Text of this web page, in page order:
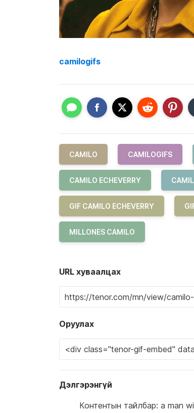
camilogifs
CAMILO CAMILOGIFS
CAMILO ECHEVERRY
GIF CAMILO ECHEVERRY
MILLONES CAMILO
URL хуваалцах
Оруулах
Дэлгэрэнгүй
Контентын тайлбар: a man